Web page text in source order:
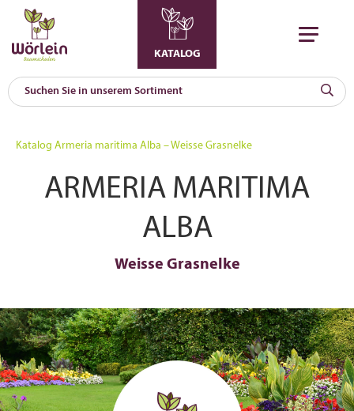
KATALOG
Katalog Armeria maritima Alba – Weisse Grasnelke
ARMERIA MARITIMA
ALBA
Weisse Grasnelke